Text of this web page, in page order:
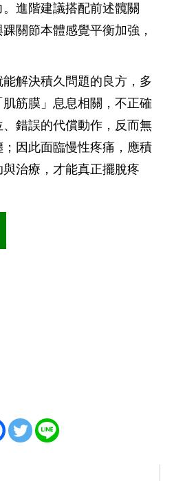
進階建議搭配前述髖關
關節本體感覺平衡加強，
解決積久問題的良方，多
筋膜」息息相關，不正確
錯誤的代償動作，反而無
因此面臨慢性疼痛，應積
治療，才能真正擺脫疼